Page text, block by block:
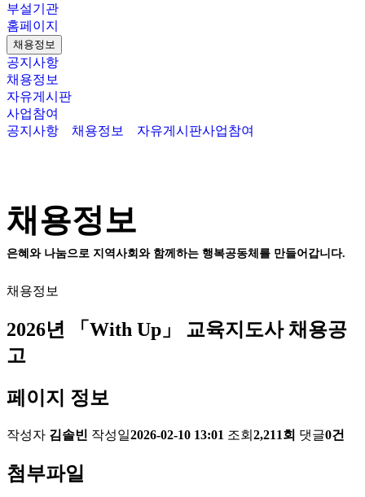
부설기관
홈페이지
채용정보
공지사항
채용정보
자유게시판
사업참여
공지사항
채용정보 자유게시판사업참여
채용정보
은혜와 나눔으로 지역사회와 함께하는 행복공동체를 만들어갑니다.
채용정보
2026년 「With Up」 교육지도사 채용공
고
페이지 정보
작성자 김솔빈 작성일2026-02-10 13:01 조회 2,211회 댓글0건
첨부파일